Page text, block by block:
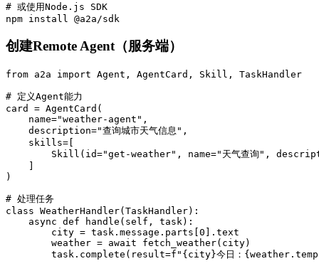
# 或使用Node.js SDK
npm install @a2a/sdk
创建Remote Agent（服务端）
from a2a import Agent, AgentCard, Skill, TaskHandler
# 定义Agent能力
card = AgentCard(
    name="weather-agent",
    description="查询城市天气信息",
    skills=[
Skill(id="get-weather", name="天气查询",
)
# 处理任务
class WeatherHandler(TaskHandler):
    async def handle(self, task):
        city = task.message.parts[0].text
        weather = await fetch_weather(city)
task.complete(result=f"{city}今日：